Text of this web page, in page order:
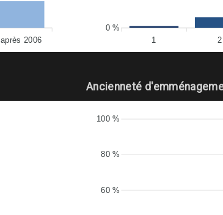
après 2006
0 %
1
2
Ancienneté
100 %
80 %
60 %